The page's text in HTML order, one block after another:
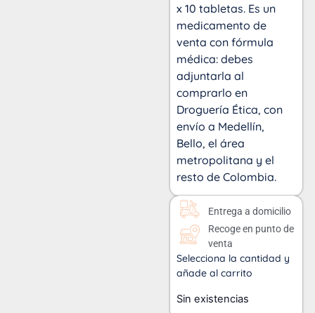
x 10 tabletas. Es un
medicamento de
venta con fórmula
médica: debes
adjuntarla al
comprarlo en
Droguería Ética, con
envío a Medellín,
Bello, el área
metropolitana y el
resto de Colombia.
Entrega a domicilio
Recoge en punto de
venta
Selecciona la cantidad y
añade al carrito
Sin existencias